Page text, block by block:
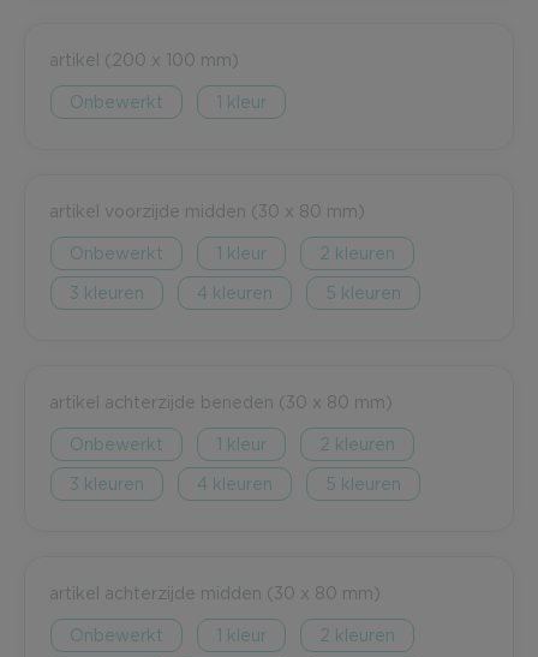
artikel (200 x 100 mm)
Onbewerkt 1
artikel voorzijde midden (30 x 80 mm)
Onbewerkt 1 2
3 4 5
artikel achterzijde beneden (30 x 80 mm)
Onbewerkt 1 2
3 4 5
artikel achterzijde midden (30 x 80 mm)
Onbewerkt 1 2